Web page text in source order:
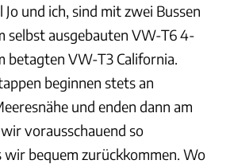
und ich, sind mit zwei Bussen
selbst ausgebauten VW-T6 4-
betagten VW-T3 California.
beginnen stets an
und enden dann am
vorausschauend so
wir bequem zurückkommen. Wo